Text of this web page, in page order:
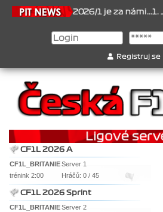
2026/1 je za námi...1. Jan
Registruj se
CF1L 2026 A
CF1L_BRITANIEServer 1
trénink 2:00
Hráčů: 0 / 45
CF1L 2026 Sprint
CF1L_BRITANIEServer 2